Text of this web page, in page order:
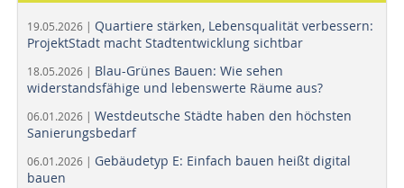
19.05.2026 | Quartiere stärken, Lebensqualität verbessern:
ProjektStadt macht Stadtentwicklung sichtbar
18.05.2026 | Blau-Grünes Bauen: Wie sehen
widerstandsfähige und lebenswerte Räume aus?
06.01.2026 | Westdeutsche Städte haben den höchsten
Sanierungsbedarf
06.01.2026 | Gebäudetyp E: Einfach bauen heißt digital
bauen